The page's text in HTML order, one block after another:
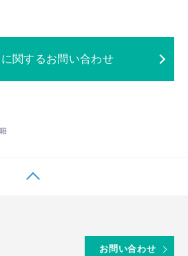
関するお問い合わせ
お問い合わせ